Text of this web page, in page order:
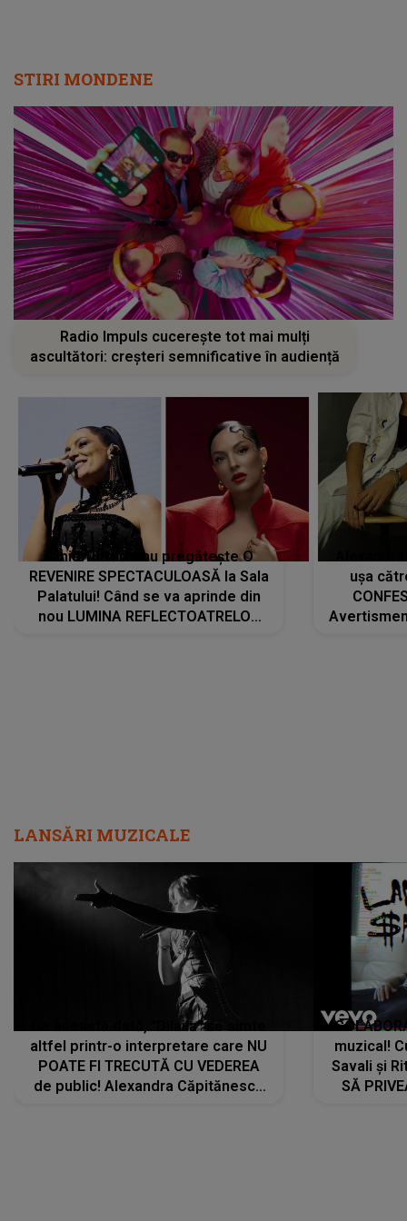
STIRI MONDENE
Radio Impuls cucerește tot mai mulți
ascultători: creșteri semnificative în audiență
Tania Turtureanu pregătește O
REVENIRE SPECTACULOASĂ la Sala
Palatului! Când se va aprinde din
nou LUMINA REFLECTOATRELOR
ușa
LANSĂRI MUZICALE
De această dată, "Dilaila" se simte
altfel printr-o interpretare care NU
POATE FI TRECUTĂ CU VEDEREA
de public! Alexandra Căpitănescu
muzical!
Savali și
SĂ